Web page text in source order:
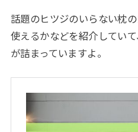
話題のヒツジのいらない枕
使えるかなどを紹介してい
が詰まっていますよ。